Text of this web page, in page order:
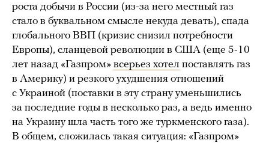
роста добычи в России (из-за него местный газ
стало в буквальном смысле некуда девать), спада
глобального ВВП (кризис снизил потребности
Европы), сланцевой революции в США (еще 5-10
лет назад «Газпром» всерьез хотел поставлять газ
в Америку) и резкого ухудшения отношений
с Украиной (поставки в эту страну уменьшились
за последние годы в несколько раз, а ведь именно
на Украину шла часть того же туркменского газа).
В общем, сложилась такая ситуация: «Газпром»